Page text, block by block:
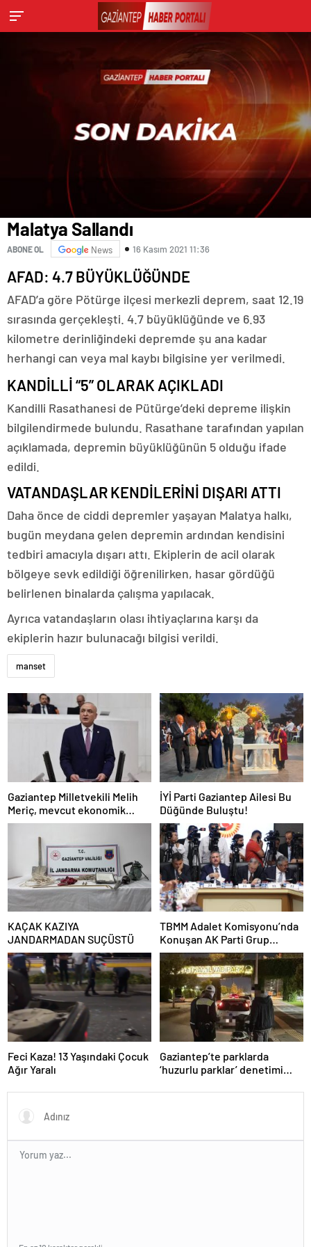
Malatya Sallandı
ABONE OL News 16 Kasım 2021 11:36
AFAD: 4.7 BÜYÜKLÜĞÜNDE
AFAD’a göre Pötürge ilçesi merkezli deprem, saat 12.19
sırasında gerçekleşti. 4.7 büyüklüğünde ve 6.93
kilometre derinliğindeki depremde şu ana kadar
herhangi can veya mal kaybı bilgisine yer verilmedi.
KANDİLLİ “5” OLARAK AÇIKLADI
Kandilli Rasathanesi de Pütürge’deki depreme ilişkin
bilgilendirmede bulundu. Rasathane tarafından yapılan
açıklamada, depremin büyüklüğünün 5 olduğu ifade
edildi.
VATANDAŞLAR KENDİLERİNİ DIŞARI ATTI
Daha önce de ciddi depremler yaşayan Malatya halkı,
bugün meydana gelen depremin ardından kendisini
tedbiri amacıyla dışarı attı. Ekiplerin de acil olarak
bölgeye sevk edildiği öğrenilirken, hasar gördüğü
belirlenen binalarda çalışma yapılacak.
Ayrıca vatandaşların olası ihtiyaçlarına karşı da
ekiplerin hazır bulunacağı bilgisi verildi.
manset
Gaziantep Milletvekili Melih
Meriç, mevcut ekonomik
koşullarda dar gelirli
vatandaşların konut sahibi
olmasının neredeyse
imkânsız
İYİ Parti Gaziantep Ailesi Bu
Düğünde Buluştu!
KAÇAK KAZIYA
JANDARMADAN SUÇÜSTÜ
TBMM Adalet Komisyonu’nda
Konuşan AK Parti Grup
Başkanvekili Abdulhamit Gül:
“Kanun Teklifi Milletimizin
Teklifidir”
Feci Kaza! 13 Yaşındaki Çocuk
Ağır Yaralı
Gaziantep’te parklarda
‘huzurlu parklar’ denetimi